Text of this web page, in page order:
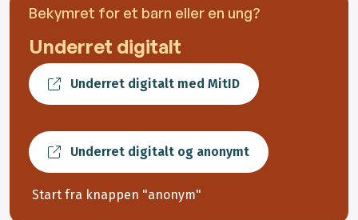
Bekymret for et barn eller en ung?
Underret digitalt
Underret digitalt med MitID
Underret digitalt og anonymt
Start fra knappen "anonym"